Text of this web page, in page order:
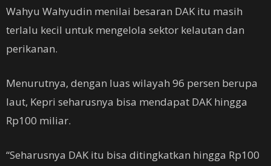
Wahyu Wahyudin menilai besaran DAK itu masih
terlalu kecil untuk mengelola sektor kelautan dan
perikanan.
Menurutnya, dengan luas wilayah 96 persen berupa
laut, Kepri seharusnya bisa mendapat DAK hingga
Rp100 miliar.
“Seharusnya DAK itu bisa ditingkatkan hingga Rp100